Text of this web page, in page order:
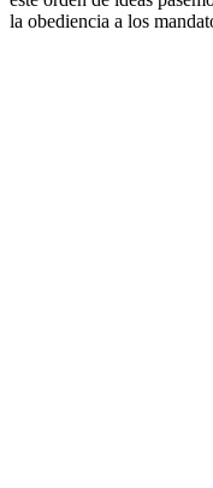
la obediencia a los